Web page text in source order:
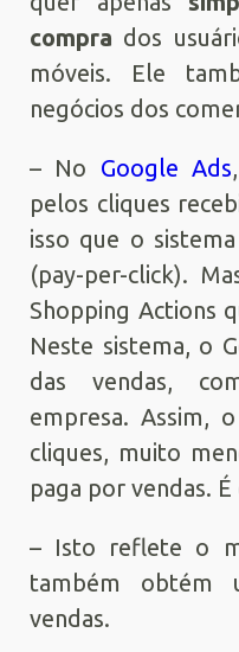
compra dos
móveis. Ele
negócios dos
– No Google Ads
pelos cliques
isso que o
(pay-per-click).
Shopping Actions
Neste sistema, o
das vendas,
empresa. Assim,
cliques, muito
paga por vendas.
– Isto reflete o
também obtém
vendas.